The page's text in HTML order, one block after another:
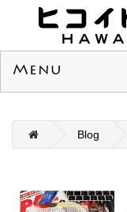
Menu
Blog